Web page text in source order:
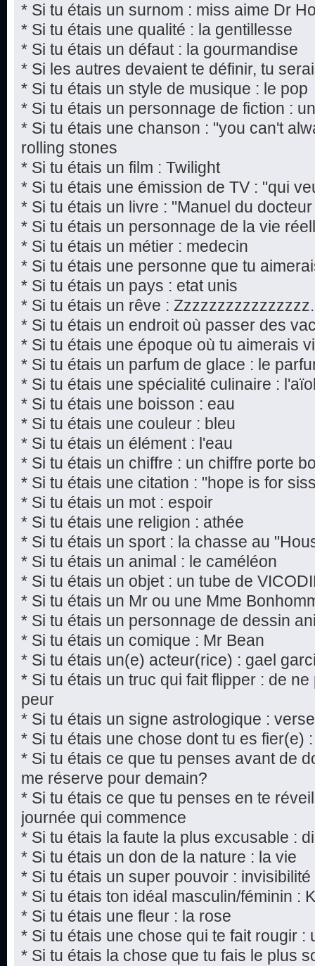
* Si tu étais un surnom : miss aime Dr
* Si tu étais une qualité : la gentillesse
* Si tu étais un défaut : la gourmandise
* Si les autres devaient te définir, tu
* Si tu étais un style de musique : le pop
* Si tu étais un personnage de fiction :
* Si tu étais une chanson : "you can't
rolling stones
* Si tu étais un film : Twilight
* Si tu étais une émission de TV : "qui
* Si tu étais un livre : "Manuel du
* Si tu étais un personnage de la vie
* Si tu étais un métier : medecin
* Si tu étais une personne que tu
* Si tu étais un pays : etat unis
* Si tu étais un rêve :
* Si tu étais un endroit où passer des
* Si tu étais une époque où tu aimerais
* Si tu étais un parfum de glace : le
* Si tu étais une spécialité culinaire :
* Si tu étais une boisson : eau
* Si tu étais une couleur : bleu
* Si tu étais un élément : l'eau
* Si tu étais un chiffre : un chiffre porte
* Si tu étais une citation : "hope is for
* Si tu étais un mot : espoir
* Si tu étais une religion : athée
* Si tu étais un sport : la chasse au
* Si tu étais un animal : le caméléon
* Si tu étais un objet : un tube de
* Si tu étais un Mr ou une Mme
* Si tu étais un personnage de dessin
* Si tu étais un comique : Mr Bean
* Si tu étais un(e) acteur(rice) : gael
* Si tu étais un truc qui fait flipper : de
peur
* Si tu étais un signe astrologique :
* Si tu étais une chose dont tu es fier(e)
* Si tu étais ce que tu penses avant de
me réserve pour demain?
* Si tu étais ce que tu penses en te
journée qui commence
* Si tu étais la faute la plus excusable :
* Si tu étais un don de la nature : la vie
* Si tu étais un super pouvoir : invisibilité
* Si tu étais ton idéal masculin/féminin :
* Si tu étais une fleur : la rose
* Si tu étais une chose qui te fait rougir :
* Si tu étais la chose que tu fais le plus